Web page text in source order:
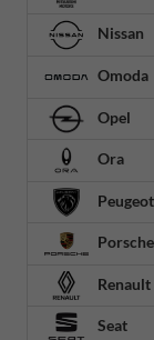
Nissan
Omoda
Opel
Ora
Peugeot
Porsche
Renault
Seat